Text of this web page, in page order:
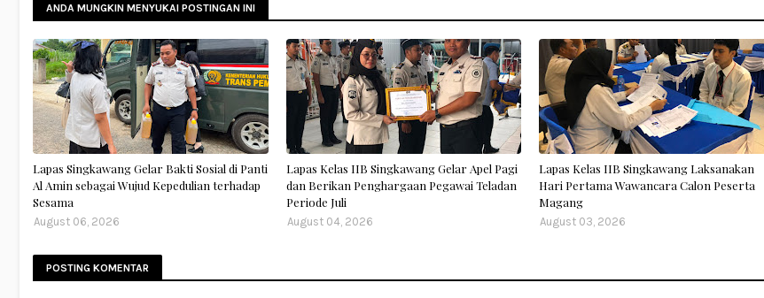
ANDA MUNGKIN MENYUKAI POSTINGAN INI
Lapas Singkawang Gelar Bakti Sosial di Panti
Al Amin sebagai Wujud Kepedulian terhadap
Sesama
August 06, 2026
Lapas Kelas IIB Singkawang Gelar Apel Pagi
dan Berikan Penghargaan Pegawai Teladan
Periode Juli
August 04, 2026
Lapas Kelas IIB Singkawang Laksanakan
Hari Pertama Wawancara Calon Peserta
Magang
August 03, 2026
POSTING KOMENTAR